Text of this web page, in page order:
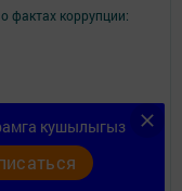
кушылыгыз
фактах коррупции:
сервисов и
браузера.